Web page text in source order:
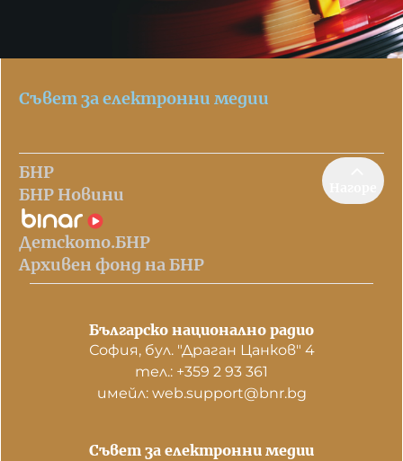
Съвет за електронни медии
БНР
БНР Новини
Детското.БНР
Архивен фонд на БНР
Българско национално радио
София, бул. "Драган Цанков" 4
тел.: +359 2 93 361
имейл: web.support@bnr.bg
Съвет за електронни медии